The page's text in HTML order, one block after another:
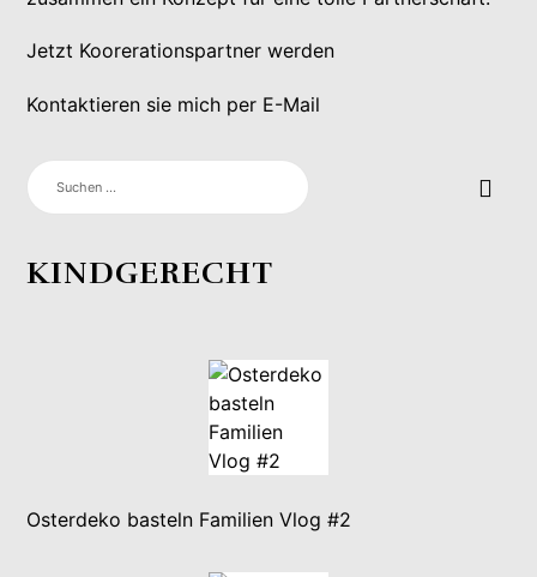
Jetzt Koorerationspartner werden
Kontaktieren sie mich per E-Mail
SUCHEN
NACH:
KINDGERECHT
Osterdeko basteln Familien Vlog #2